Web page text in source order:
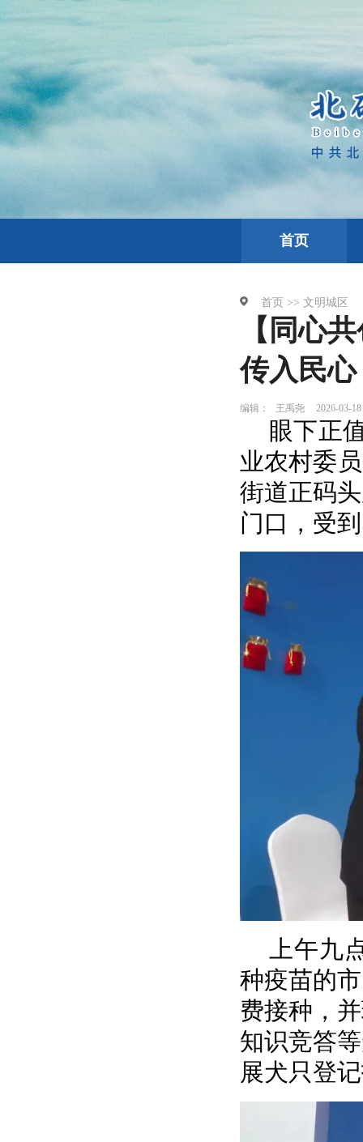
首页
首页 >> 文明城区
【同心
传入民心
编辑： 王禹尧 2026-03-
眼下正
业农村委
街道正码
门口，受
上午九
种疫苗的
费接种，
知识竞答
展犬只登